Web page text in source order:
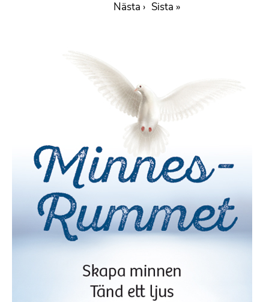
Nästa
Nästa ›
Sista
Sista »